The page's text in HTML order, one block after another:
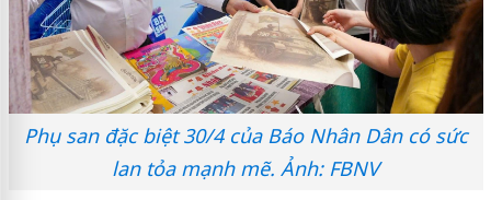
Phụ san đặc biệt 30/4 của Báo Nhân Dân có sức
lan tỏa mạnh mẽ. Ảnh: FBNV